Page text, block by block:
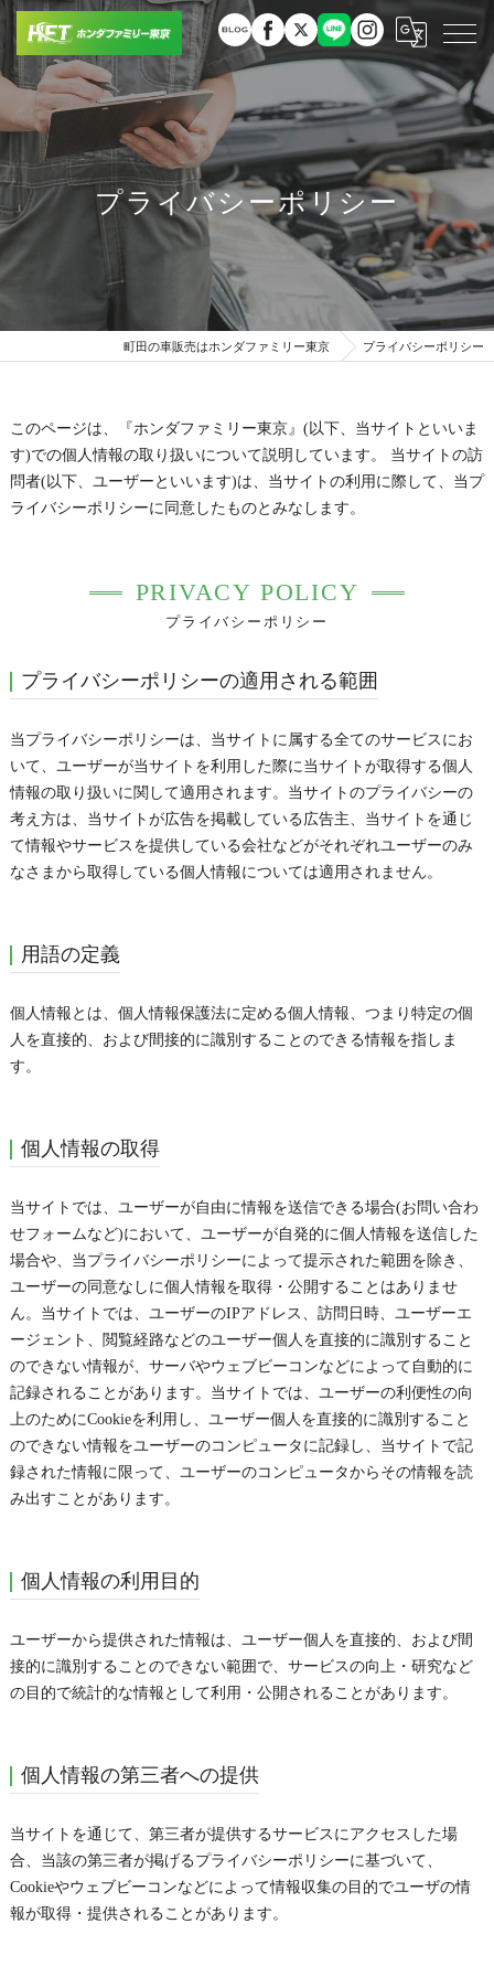
プライバシーポリシー
町田の車販売はホンダファミリー東京 プライバシーポリシー
このページは、『ホンダファミリー東京』(以下、当サイトといいま
す)での個人情報の取り扱いについて説明しています。 当サイトの訪
問者(以下、ユーザーといいます)は、当サイトの利用に際して、当プ
ライバシーポリシーに同意したものとみなします。
プライバシーポリシー
PRIVACY POLICY
プライバシーポリシーの適用される範囲
当プライバシーポリシーは、当サイトに属する全てのサービスにお
いて、ユーザーが当サイトを利用した際に当サイトが取得する個人
情報の取り扱いに関して適用されます。当サイトのプライバシーの
考え方は、当サイトが広告を掲載している広告主、当サイトを通じ
て情報やサービスを提供している会社などがそれぞれユーザーのみ
なさまから取得している個人情報については適用されません。
用語の定義
個人情報とは、個人情報保護法に定める個人情報、つまり特定の個
人を直接的、および間接的に識別することのできる情報を指しま
す。
個人情報の取得
当サイトでは、ユーザーが自由に情報を送信できる場合(お問い合わ
せフォームなど)において、ユーザーが自発的に個人情報を送信した
場合や、当プライバシーポリシーによって提示された範囲を除き、
ユーザーの同意なしに個人情報を取得・公開することはありませ
ん。当サイトでは、ユーザーのIPアドレス、訪問日時、ユーザーエ
ージェント、閲覧経路などのユーザー個人を直接的に識別すること
のできない情報が、サーバやウェブビーコンなどによって自動的に
記録されることがあります。当サイトでは、ユーザーの利便性の向
上のためにCookieを利用し、ユーザー個人を直接的に識別すること
のできない情報をユーザーのコンピュータに記録し、当サイトで記
録された情報に限って、ユーザーのコンピュータからその情報を読
み出すことがあります。
個人情報の利用目的
ユーザーから提供された情報は、ユーザー個人を直接的、および間
接的に識別することのできない範囲で、サービスの向上・研究など
の目的で統計的な情報として利用・公開されることがあります。
個人情報の第三者への提供
当サイトを通じて、第三者が提供するサービスにアクセスした場
合、当該の第三者が掲げるプライバシーポリシーに基づいて、
Cookieやウェブビーコンなどによって情報収集の目的でユーザの情
報が取得・提供されることがあります。